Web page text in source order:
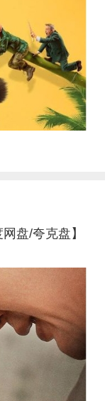
盘/夸克盘】